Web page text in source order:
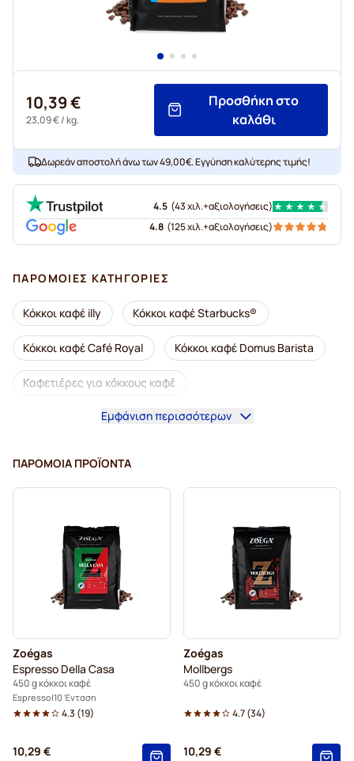
10,39 €
23,09 €/ kg.
Προσθήκη στο
καλάθι
Δωρεάν αποστολή άνω των 49,00€. Εγγύηση καλύτερης τιμής!
4.5 (43 χιλ.+αξιολογήσεις)
4.8 (125 χιλ.+αξιολογήσεις)
ΠΑΡΌΜΟΙΕΣ ΚΑΤΗΓΟΡΊΕΣ
Κόκκοι καφέ illy Κόκκοι καφέ Starbucks®
Κόκκοι καφέ Café Royal Κόκκοι καφέ Domus Barista
Καφετιέρες για κόκκους καφέ
Ντεκαφεϊνέ κόκκοι καφέ Κόκκοι καφέ L'OR
Κόκκοι καφέ Garibaldi
Κόκκοι καφέ Tonino Lamborghini
Κόκκοι καφέ Kaffekapslen
Κόκκοι καφέ espresso Delonghi
Εμφάνιση περισσότερων
ΠΑΡΌΜΟΙΑ ΠΡΟΪΌΝΤΑ
Zoégas
Espresso Della Casa
450 g κόκκοι καφέ
Espresso 10 Ένταση
4.3 (19)
10,29 €
Zoégas
Mollbergs
450 g κόκκοι καφέ
4.7(34)
10,29 €